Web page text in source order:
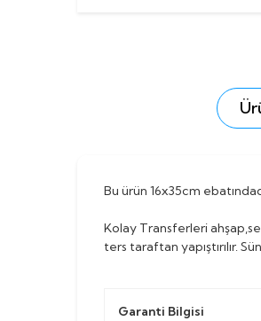
Bu ürün 16x35cm
Kolay Transferleri
ters taraftan yapıştırılır.
Garanti Bilgisi